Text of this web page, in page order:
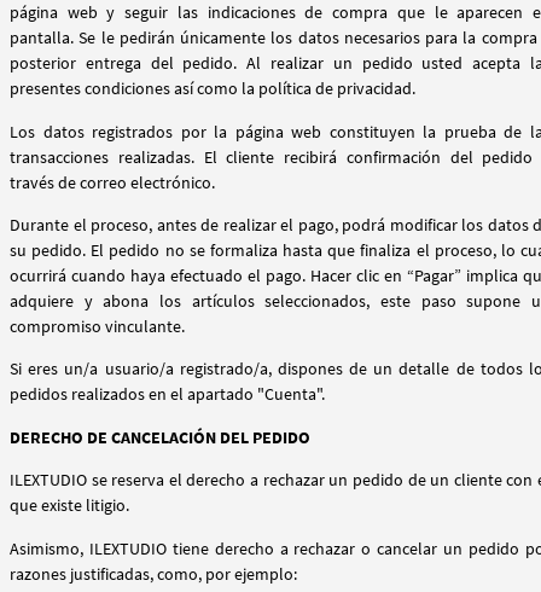
página web y seguir las indicaciones de compra que le aparecen
pantalla. Se le pedirán únicamente los datos necesarios para la
posterior entrega del pedido. Al realizar un pedido usted acepta
presentes condiciones así como la política de privacidad.
Los datos registrados por la página web constituyen la prueba de
transacciones realizadas. El cliente recibirá confirmación del pedido
través de correo electrónico.
Durante el proceso, antes de realizar el pago, podrá modificar los datos
su pedido. El pedido no se formaliza hasta que finaliza el proceso, lo
ocurrirá cuando haya efectuado el pago. Hacer clic en “Pagar” implica
adquiere y abona los artículos seleccionados, este paso supone
compromiso vinculante.
Si eres un/a usuario/a registrado/a, dispones de un detalle de todos
pedidos realizados en el apartado "Cuenta".
DERECHO DE CANCELACIÓN DEL PEDIDO
ILEXTUDIO se reserva el derecho a rechazar un pedido de un cliente con
que existe litigio.
Asimismo, ILEXTUDIO tiene derecho a rechazar o cancelar un pedido
razones justificadas, como, por ejemplo: